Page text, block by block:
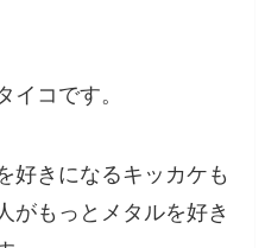
コです。
好きになるキッカケも
がもっとメタルを好き